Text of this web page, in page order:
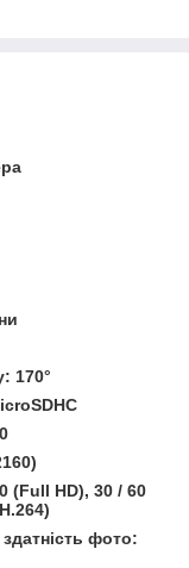
170°
(Full HD), 30 / 60
фото: